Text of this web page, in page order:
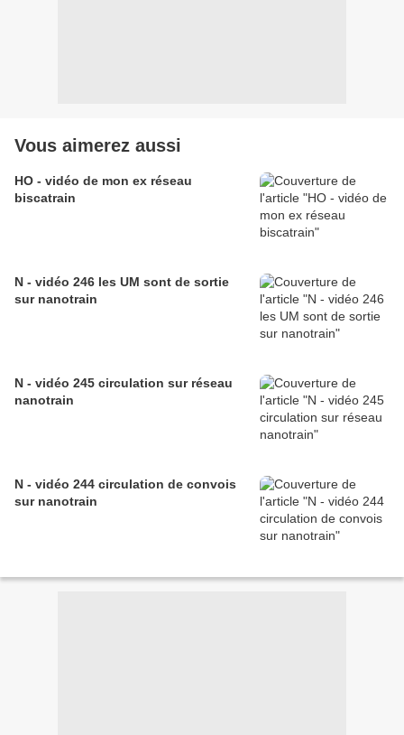
Vous aimerez aussi
HO - vidéo de mon ex réseau
biscatrain
N - vidéo 246 les UM sont de sortie
sur nanotrain
N - vidéo 245 circulation sur réseau
nanotrain
N - vidéo 244 circulation de convois
sur nanotrain